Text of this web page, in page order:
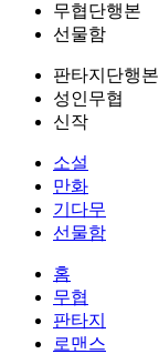
무협단행본
선물함
판타지단행본
성인무협
신작
소설
만화
기다무
선물함
홈
무협
판타지
로맨스